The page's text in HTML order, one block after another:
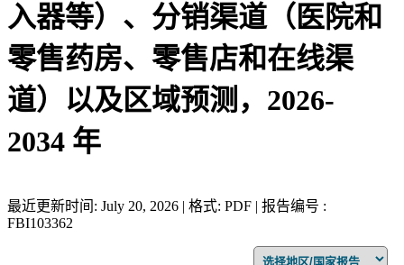
入器等）、分销渠道（医院和
零售药房、零售店和在线渠
道）以及区域预测，2026-
2034 年
最近更新时间: July 20, 2026 | 格式: PDF | 报告编号 :
FBI103362